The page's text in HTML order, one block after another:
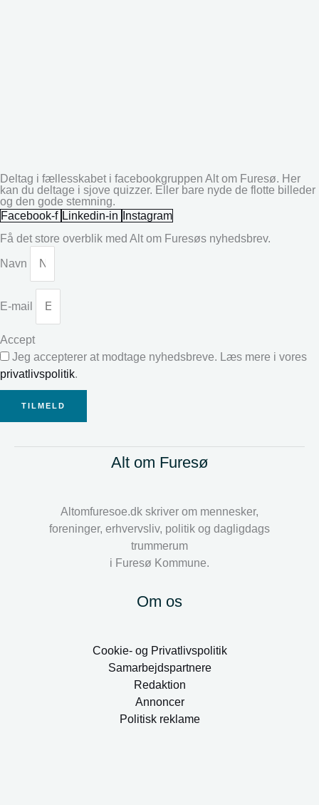
Deltag i fællesskabet i facebookgruppen Alt om Furesø. Her
kan du deltage i sjove quizzer. Eller bare nyde de flotte billeder
og den gode stemning.
Facebook-f Linkedin-in
Instagram
Få det store overblik med Alt om Furesøs nyhedsbrev.
Navn
E-mail
Accept
Jeg accepterer at modtage nyhedsbreve. Læs mere i vores
privatlivspolitik.
TILMELD
Alt om Furesø
Altomfuresoe.dk skriver om mennesker,
foreninger, erhvervsliv, politik og dagligdags
trummerum
i Furesø Kommune.
Om os
Cookie- og Privatlivspolitik
Samarbejdspartnere
Redaktion
Annoncer
Politisk reklame